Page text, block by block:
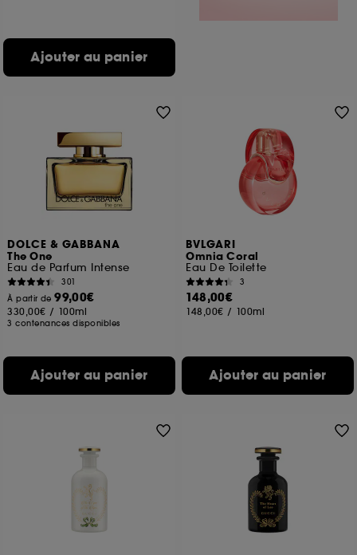
Ajouter au panier
DOLCE & GABBANA
The One
Eau de Parfum Intense
301
À partir de99,00€
330,00€ / 100ml
3 contenances disponibles
Ajouter au panier
BVLGARI
Omnia Coral
Eau De Toilette
3
148,00€
148,00€ / 100ml
Ajouter au panier